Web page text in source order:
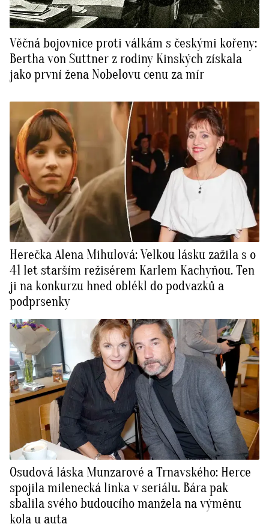
Věčná bojovnice proti válkám s českými kořeny:
Bertha von Suttner z rodiny Kinských získala
jako první žena Nobelovu cenu za mír
Herečka Alena Mihulová: Velkou lásku zažila s o
41 let starším režisérem Karlem Kachyňou. Ten
ji na konkurzu hned oblékl do podvazků a
podprsenky
Osudová láska Munzarové a Trnavského: Herce
spojila milenecká linka v seriálu. Bára pak
sbalila svého budoucího manžela na výměnu
kola u auta